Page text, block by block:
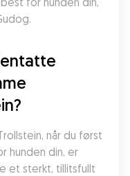
når du først
hunden din, er
et sterkt, tillitsfullt